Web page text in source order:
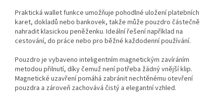
Praktická wallet funkce umožňuje pohodlné uložení platebních
karet, dokladů nebo bankovek, takže může pouzdro částečně
nahradit klasickou peněženku. Ideální řešení například na
cestování, do práce nebo pro běžné každodenní používání.
Pouzdro je vybaveno inteligentním magnetickým zavíráním
metodou přilnutí, díky čemuž není potřeba žádný vnější klip.
Magnetické uzavření pomáhá zabránit nechtěnému otevření
pouzdra a zároveň zachovává čistý a elegantní vzhled.